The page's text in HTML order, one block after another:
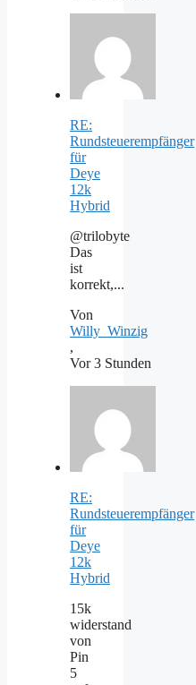
RE:
Rundsteuerempfänger
für
Deye
12k
Hybrid
@trilobyte
Das
ist
korrekt,...
Von
Willy_Winzig
,
Vor 3 Stunden
RE:
Rundsteuerempfänger
für
Deye
12k
Hybrid
15k
widerstand
von
Pin
5